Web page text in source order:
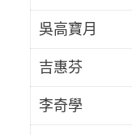
吳高寶月
吉惠芬
李奇學